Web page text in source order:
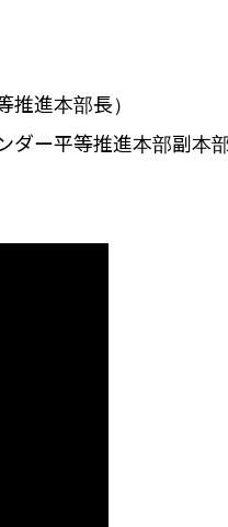
進本部長）
ダー平等推進本部副本